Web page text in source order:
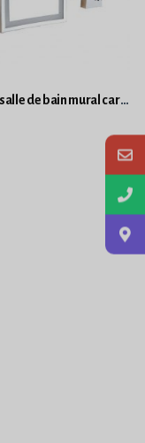
Miroir salle de bain mural carré lumineux